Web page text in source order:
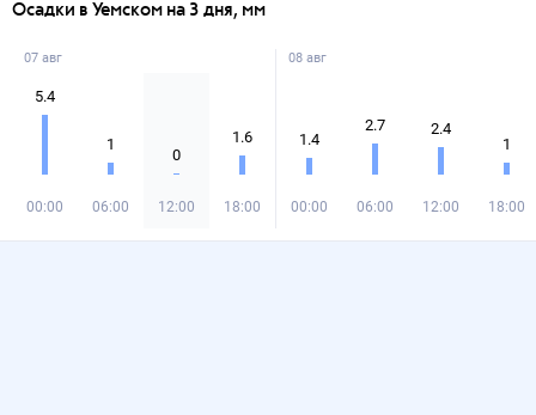
Осадки в Уемском на 3 дня, мм
07 авг
5.4
00:00
1
06:00
0
12:00
1.6
18:00
08 авг
1.4
00:00
2.7
06:00
2.4
12:00
1
18:00